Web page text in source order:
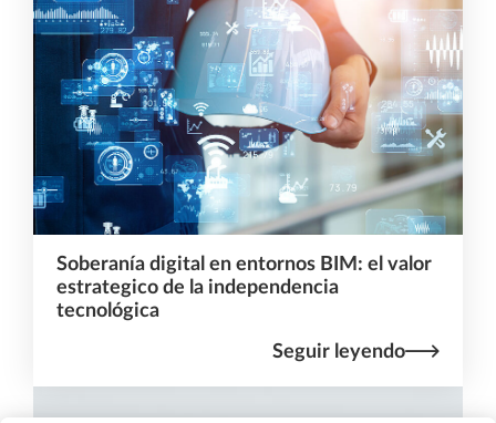
Soberanía digital en entornos BIM: el valor
estrategico de la independencia
tecnológica
Seguir leyendo